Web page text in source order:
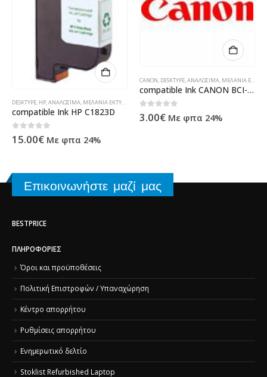
ΥΠΟΛΟΓΙΣΤΈΣ - ΗΛΕΚΤΡΟΝΙΚΆ
ΠΡΟΪΌΝΤΑ TECHNOSHOP ΣΥΜΒΑΤΆ ΜΕΛΆΝΙΑ,ΥΠΟΛΟΓΙΣΤΈΣ - ΗΛΕΚΤΡΟΝΙΚΆ
DESKTYPE, HP,ΑΝΑΛΏΣΙΜΑ, ΜΕΛΆΝΙΑ ΕΚΤΥΠΩΤΏΝ ,ΠΡΟΪΌΝΤΑ TECHNOSHOP
compatible Ink HP C1823D
0 out of 5
15.00€ Με φπα 24%
CANON, DESKTYPE,ΑΝΑΛΏΣΙΜΑ, ΜΕΛΆΝΙΑ ΕΚΤΥΠΩΤΏΝ
compatible Ink CANON BCI-3eC
0out of 5
3.00€ Με φπα 24%
Επικοινωνήστε μαζί μας
BESTPRICE
ΠΛΗΡΟΦΟΡΊΕΣ
Όροι και προϋποθέσεις
Πολιτική Επιστροφών / Υπαναχώρηση
Κέντρο απορρήτου
Ρυθμίσεις απορρήτου
Ενημερωτικό δελτίο
Stoklist Refurbished Laptop